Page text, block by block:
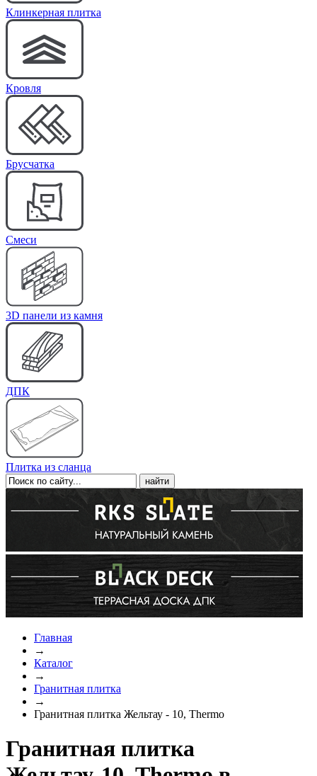
Клинкерная плитка
Кровля
Брусчатка
Cмеси
3D панели из камня
ДПК
Плитка из сланца
Главная
→
Каталог
→
Гранитная плитка
→
Гранитная плитка Жельтау - 10, Thermo
Гранитная плитка